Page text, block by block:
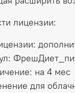
лицензии:
на 4 мес
для